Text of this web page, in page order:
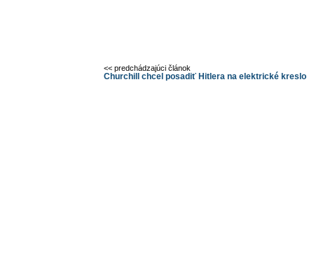
<< predchádzajúci článok
Churchill chcel posadiť Hitlera na elektrické kreslo